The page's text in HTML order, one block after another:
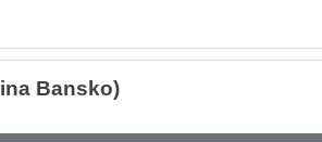
Bansko)